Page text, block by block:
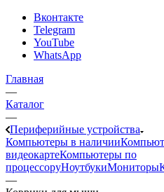
Вконтакте
Telegram
YouTube
WhatsApp
Главная
—
Каталог
—
Периферийные устройства
Компьютеры в наличии
видеокартеКомпьютеры по
процессоруНоутбукиМониторы
—